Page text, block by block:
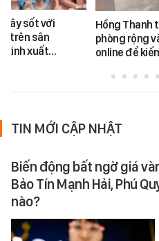
gây sốt với
trên sân
xinh xuất…
Hồng Thanh
phòng rộng
online để
TIN MỚI CẬP NHẬT
Biến động bất ngờ giá
Bảo Tín Mạnh Hải, Phú
nào?